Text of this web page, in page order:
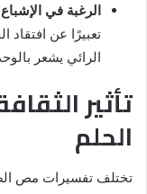
الرغبة في
تعبيرًا عن افتقاد
الرائي يشعر
تأثير
الحلم
تختلف تفسيرات مص